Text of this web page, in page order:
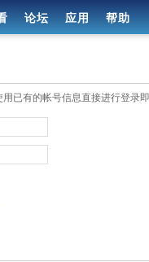
论坛 应用 帮助
已有的帐号信息直接进行登录